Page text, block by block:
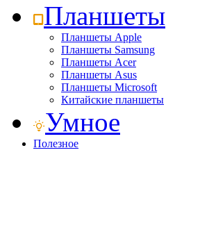
Планшеты
Планшеты Apple
Планшеты Samsung
Планшеты Acer
Планшеты Asus
Планшеты Microsoft
Китайские планшеты
Умное
Полезное